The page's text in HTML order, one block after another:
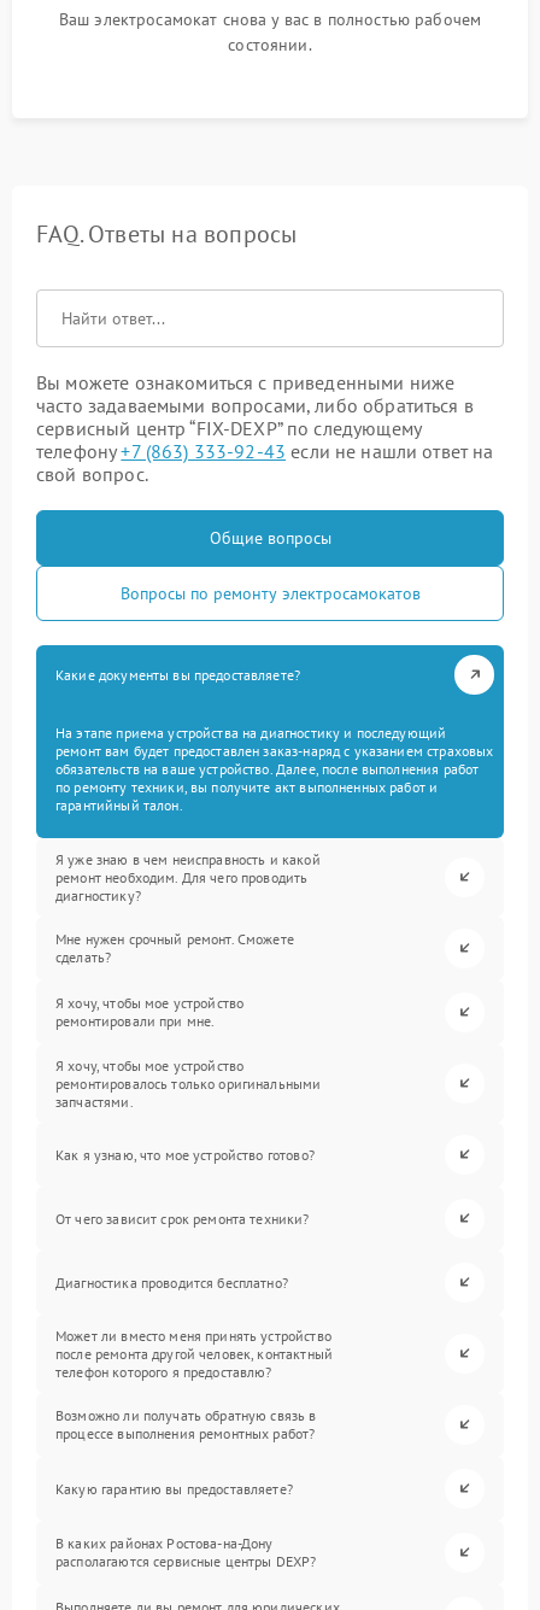
Ваш электросамокат снова у вас в полностью рабочем
состоянии.
FAQ. Ответы на вопросы
Вы можете ознакомиться с приведенными ниже
часто задаваемыми вопросами, либо обратиться в
сервисный центр “FIX-DEXP” по следующему
телефону+7 (863) 333-92-43 если не нашли ответ на
свой вопрос.
Общие вопросы
Вопросы по ремонту электросамокатов
Какие документы вы предоставляете?
На этапе приема устройства на диагностику и последующий
ремонт вам будет предоставлен заказ-наряд с указанием страховых
обязательств на ваше устройство. Далее, после выполнения работ
по ремонту техники, вы получите акт выполненных работ и
гарантийный талон.
Я уже знаю в чем неисправность и какой
ремонт необходим. Для чего проводить
диагностику?
Мне нужен срочный ремонт. Сможете
сделать?
Я хочу, чтобы мое устройство
ремонтировали при мне.
Я хочу, чтобы мое устройство
ремонтировалось только оригинальными
запчастями.
Как я узнаю, что мое устройство готово?
От чего зависит срок ремонта техники?
Диагностика проводится бесплатно?
Может ли вместо меня принять устройство
после ремонта другой человек, контактный
телефон которого я предоставлю?
Возможно ли получать обратную связь в
процессе выполнения ремонтных работ?
Какую гарантию вы предоставляете?
В каких районах Ростова-на-Дону
располагаются сервисные центры DEXP?